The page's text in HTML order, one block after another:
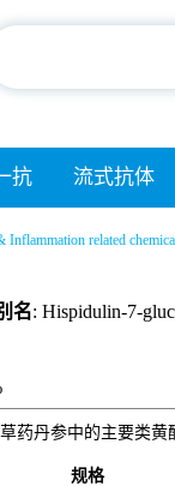
抗 流式抗体
Inflammation related
名: Hispidulin-7-
药丹参中的主要类
规格